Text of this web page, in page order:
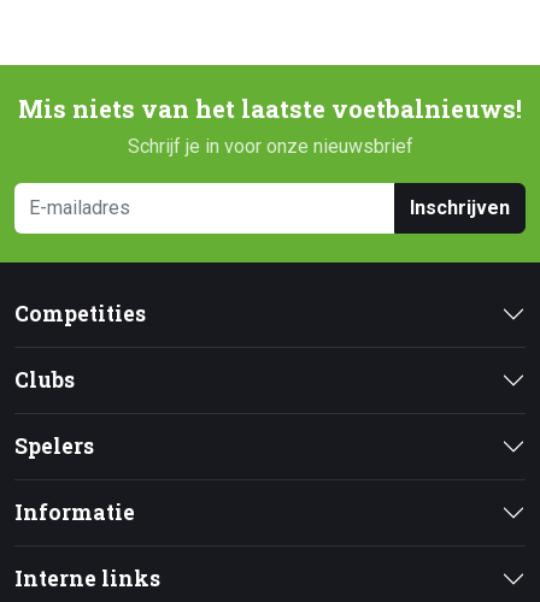
Mis niets van het laatste voetbalnieuws!
Schrijf je in voor onze nieuwsbrief
Inschrijven
Competities
Clubs
Spelers
Informatie
Interne links